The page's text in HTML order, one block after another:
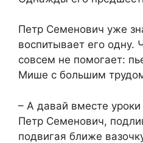
Петр Семенович уже
воспитывает его
совсем не помогает:
Мише с большим
– А давай вместе
Петр Семенович,
подвигая ближе